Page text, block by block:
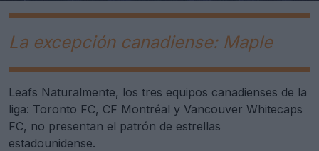
La excepción canadiense: Maple
Leafs Naturalmente, los tres equipos canadienses de la
liga: Toronto FC, CF Montréal y Vancouver Whitecaps
FC, no presentan el patrón de estrellas
estadounidense.